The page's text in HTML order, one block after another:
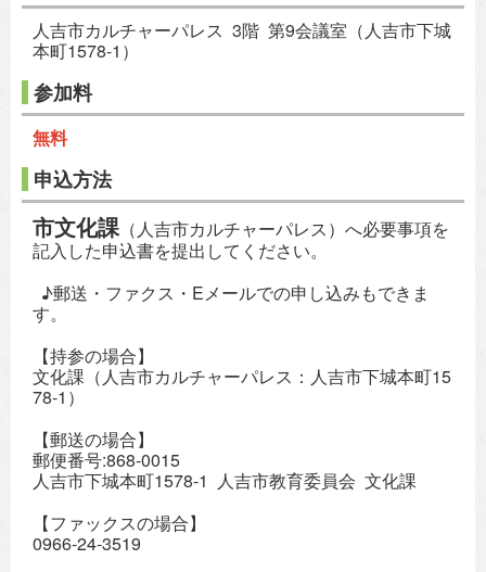
人吉市カルチャーパレス 3階 第9会議室（人吉市下城
本町1578-1）
参加料
無料
申込方法
市文化課 （人吉市カルチャーパレス）へ必要事項を
記入した申込書を提出してください。
♪郵送・ファクス・Eメールでの申し込みもできま
す。
【持参の場合】
文化課（人吉市カルチャーパレス：人吉市下城本町15
78-1）
【郵送の場合】
郵便番号:868-0015
人吉市下城本町1578-1 人吉市教育委員会 文化課
【ファックスの場合】
0966‐24‐3519